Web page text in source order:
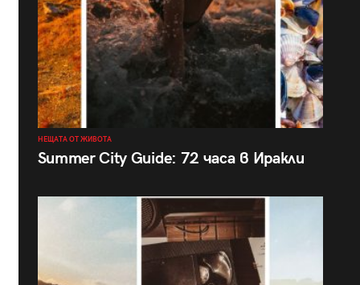
НЕЩАТА ОТ ЖИВОТА
Summer City Guide: 72 часа в Иракли